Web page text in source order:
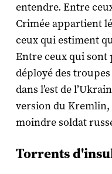
entendre. Entre
Crimée appartient
ceux qui estiment
Entre ceux qui sont
déployé des
dans l’est de
version du Kremlin,
moindre soldat
Torrents